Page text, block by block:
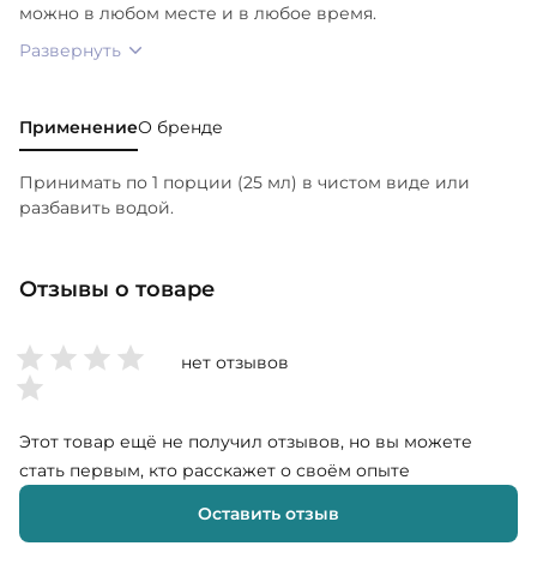
можно в любом месте и в любое время.
Развернуть
ПрименениеО бренде
Принимать по 1 порции (25 мл) в чистом виде или
разбавить водой.
Отзывы о товаре
нет отзывов
Этот товар ещё не получил отзывов, но вы можете
стать первым, кто расскажет о своём опыте
Оставить отзыв